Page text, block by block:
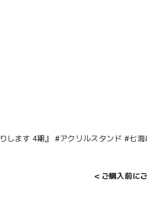
します 4期』 #アクリルスタンド #七
＜ご購入前に